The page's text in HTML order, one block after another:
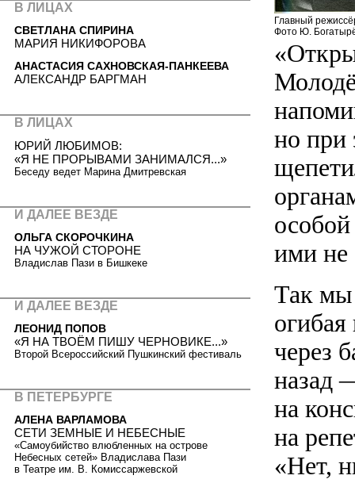
Главный
Фото Ю.
но при
ими
Так мы
через
назад
на
на
«Нет,
В ЛИЦАХ
СВЕТЛАНА СПИРИНА
МАРИЯ НИКИФОРОВА
АНАСТАСИЯ САХНОВСКАЯ-ПАНКЕЕВА
АЛЕКСАНДР БАРГМАН
В ЛИЦАХ
ЮРИЙ ЛЮБИМОВ:
«Я НЕ ПРОРЫВАМИ ЗАНИМАЛСЯ...»
Беседу ведет Марина Дмитревская
И ДАЛЕЕ ВЕЗДЕ
ОЛЬГА СКОРОЧКИНА
НА ЧУЖОЙ СТОРОНЕ
Владислав Пази в Бишкеке
И ДАЛЕЕ ВЕЗДЕ
ЛЕОНИД ПОПОВ
«Я НА ТВОЁМ ПИШУ ЧЕРНОВИКЕ...»
Второй Всероссийский Пушкинский фестиваль
В ПЕТЕРБУРГЕ
АЛЕНА ВАРЛАМОВА
СЕТИ ЗЕМНЫЕ И НЕБЕСНЫЕ
«Самоубийство влюбленных на острове
Небесных сетей» Владислава Пази
в Театре им. В. Комиссаржевской